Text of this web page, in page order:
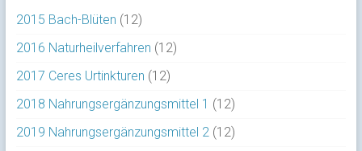
2015 Bach-Blüten (12)
2016 Naturheilverfahren (12)
2017 Ceres Urtinkturen (12)
2018 Nahrungsergänzungsmittel 1 (12)
2019 Nahrungsergänzungsmittel 2 (12)